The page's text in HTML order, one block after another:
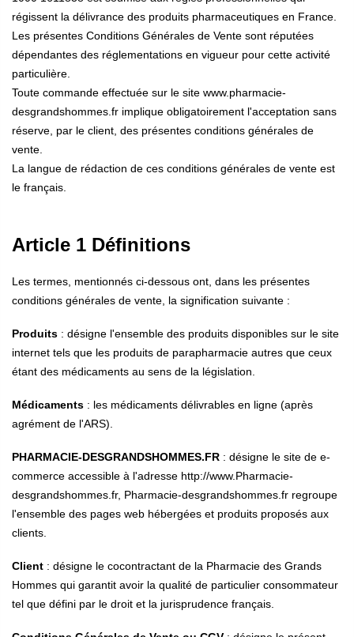
régissent la délivrance des produits pharmaceutiques en France.
Les présentes Conditions Générales de Vente sont réputées
dépendantes des réglementations en vigueur pour cette activité
particulière.
Toute commande effectuée sur le site www.pharmacie-
desgrandshommes.fr implique obligatoirement l'acceptation sans
réserve, par le client, des présentes conditions générales de
vente.
La langue de rédaction de ces conditions générales de vente est
le français.
Article 1 Définitions
Les termes, mentionnés ci-dessous ont, dans les présentes
conditions générales de vente, la signification suivante :
Produits : désigne l'ensemble des produits disponibles sur le site
internet tels que les produits de parapharmacie autres que ceux
étant des médicaments au sens de la législation.
Médicaments : les médicaments délivrables en ligne (après
agrément de l'ARS).
PHARMACIE-DESGRANDSHOMMES.FR : désigne le site de e-
commerce accessible à l'adresse http://www.Pharmacie-
desgrandshommes.fr, Pharmacie-desgrandshommes.fr regroupe
l'ensemble des pages web hébergées et produits proposés aux
clients.
Client : désigne le cocontractant de la Pharmacie des Grands
Hommes qui garantit avoir la qualité de particulier consommateur
tel que défini par le droit et la jurisprudence français.